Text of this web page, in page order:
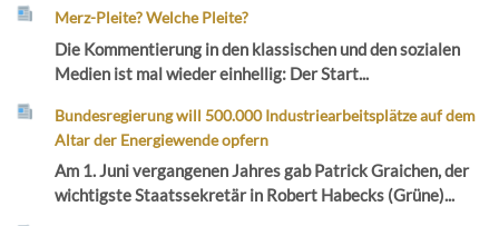
Merz-Pleite? Welche Pleite?
Die Kommentierung in den klassischen und den sozialen
Medien ist mal wieder einhellig: Der Start...
Bundesregierung will 500.000 Industriearbeitsplätze auf dem
Altar der Energiewende opfern
Am 1. Juni vergangenen Jahres gab Patrick Graichen, der
wichtigste Staatssekretär in Robert Habecks (Grüne)...